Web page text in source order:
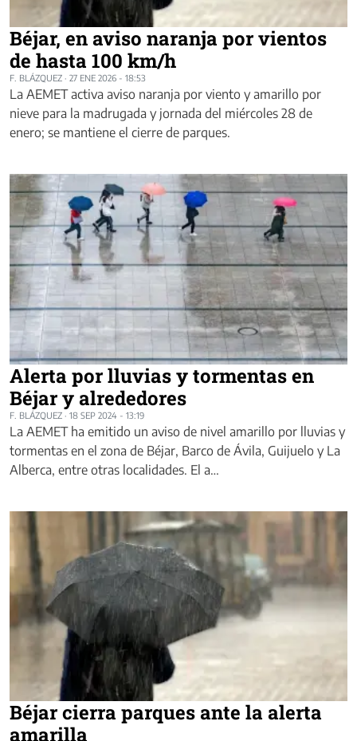
Béjar, en aviso naranja por vientos
de hasta 100 km/h
F. BLÁZQUEZ · 27 ENE 2026 - 18:53
La AEMET activa aviso naranja por viento y amarillo por
nieve para la madrugada y jornada del miércoles 28 de
enero; se mantiene el cierre de parques.
Alerta por lluvias y tormentas en
Béjar y alrededores
F. BLÁZQUEZ · 18 SEP 2024 - 13:19
La AEMET ha emitido un aviso de nivel amarillo por lluvias y
tormentas en el zona de Béjar, Barco de Ávila, Guijuelo y La
Alberca, entre otras localidades. El a…
Béjar cierra parques ante la alerta
amarilla